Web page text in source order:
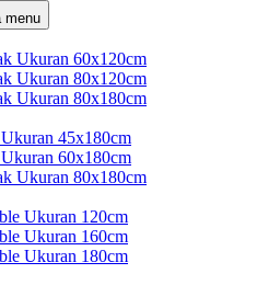
menu
Ukuran 60x120cm
Ukuran 80x120cm
Ukuran 80x180cm
45x180cm
60x180cm
Ukuran 80x180cm
Ukuran 120cm
Ukuran 160cm
Ukuran 180cm